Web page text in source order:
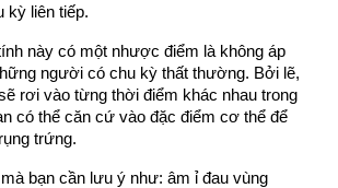
kỳ liên tiếp.
này có một nhược điểm là không áp
người có chu kỳ thất thường. Bởi lẽ,
rơi vào từng thời điểm khác nhau trong
có thể căn cứ vào đặc điểm cơ thể để
trứng.
bạn cần lưu ý như: âm ỉ đau vùng